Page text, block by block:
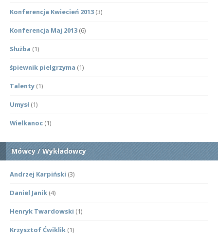
Konferencja Kwiecień 2013 (3)
Konferencja Maj 2013 (6)
Służba (1)
śpiewnik pielgrzyma (1)
Talenty (1)
Umysł (1)
Wielkanoc (1)
Mówcy / Wykładowcy
Andrzej Karpiński (3)
Daniel Janik (4)
Henryk Twardowski (1)
Krzysztof Ćwiklik (1)